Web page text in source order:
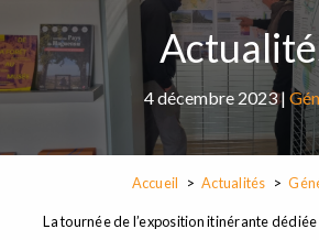
4 décembre 2023 |
Accueil Actualités
La tournée de l’exposition itinérante